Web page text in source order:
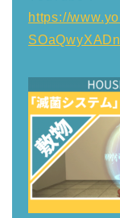
https://